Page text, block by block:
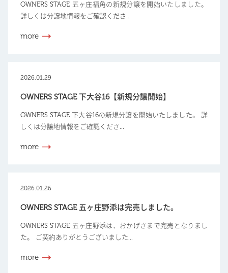
OWNERS STAGE 五ヶ庄福角の新規分譲を開始いたしました。
詳しくは分譲地情報をご確認くださ...
more
2026.01.29
OWNERS STAGE 下大谷16【新規分譲開始】
OWNERS STAGE 下大谷16の新規分譲を開始いたしました。 詳
しくは分譲地情報をご確認くださ...
more
2026.01.26
OWNERS STAGE 五ヶ庄野添は完売しました。
OWNERS STAGE 五ヶ庄野添は、おかげさまで完売となりまし
た。 ご契約ありがとうございました...
more